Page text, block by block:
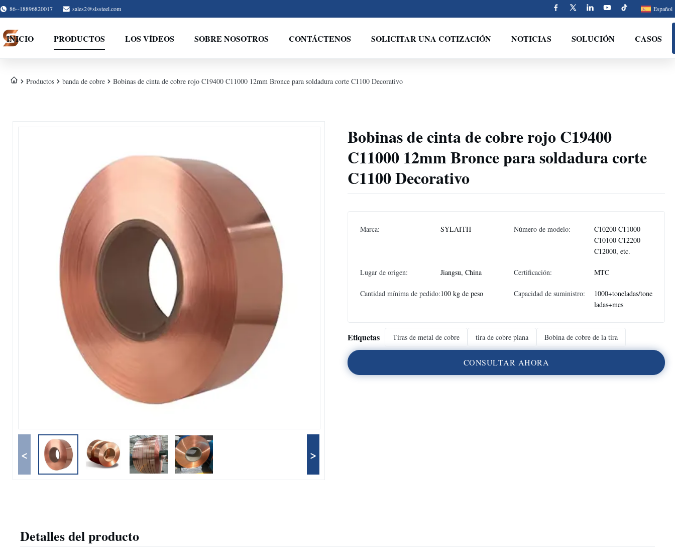
86--18896820017 sales2@slssteel.com Español
INICIO PRODUCTOS LOS VÍDEOS SOBRE NOSOTROS CONTÁCTENOS SOLICITAR UNA COTIZACIÓN NOTICIAS SOLUCIÓN CASOS
Productos banda de cobre Bobinas de cinta de cobre rojo C19400 C11000 12mm Bronce para soldadura corte C1100 Decorativo
< >
Bobinas de cinta de cobre rojo C19400
C11000 12mm Bronce para soldadura corte
C1100 Decorativo
Marca: SYLAITH Número de modelo:
C10200 C11000
C10100 C12200
C12000, etc.
Lugar de origen: Jiangsu, China Certificación: MTC
Cantidad mínima de pedido:100 kg de peso Capacidad de suministro:
1000+toneladas/tone
ladas+mes
Etiquetas Tiras de metal de cobre tira de cobre plana Bobina de cobre de la tira
CONSULTAR AHORA
Detalles del producto